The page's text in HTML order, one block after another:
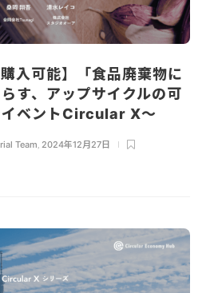
購入可能】「食品廃棄物に
す、アップサイクルの可
イベントCircular X〜
Team 2024年12月27日